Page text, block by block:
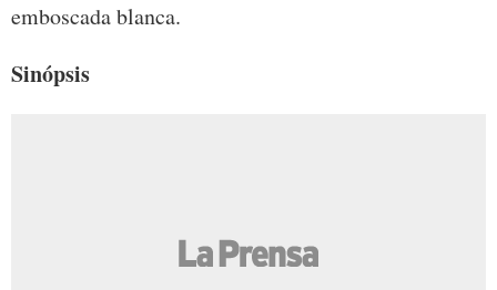
emboscada blanca.
Sinópsis